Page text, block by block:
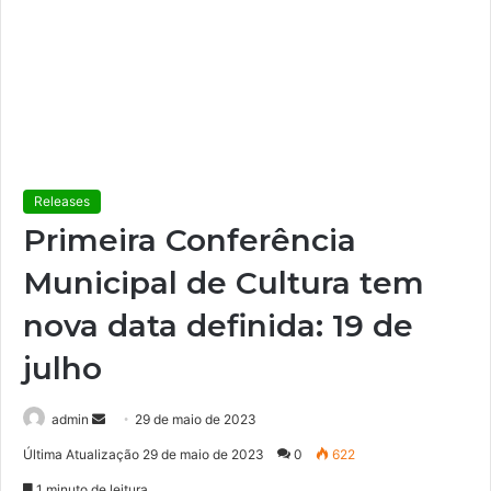
Releases
Primeira Conferência
Municipal de Cultura tem
nova data definida: 19 de
julho
admin 29 de maio de 2023
Última Atualização 29 de maio de 2023 0 622